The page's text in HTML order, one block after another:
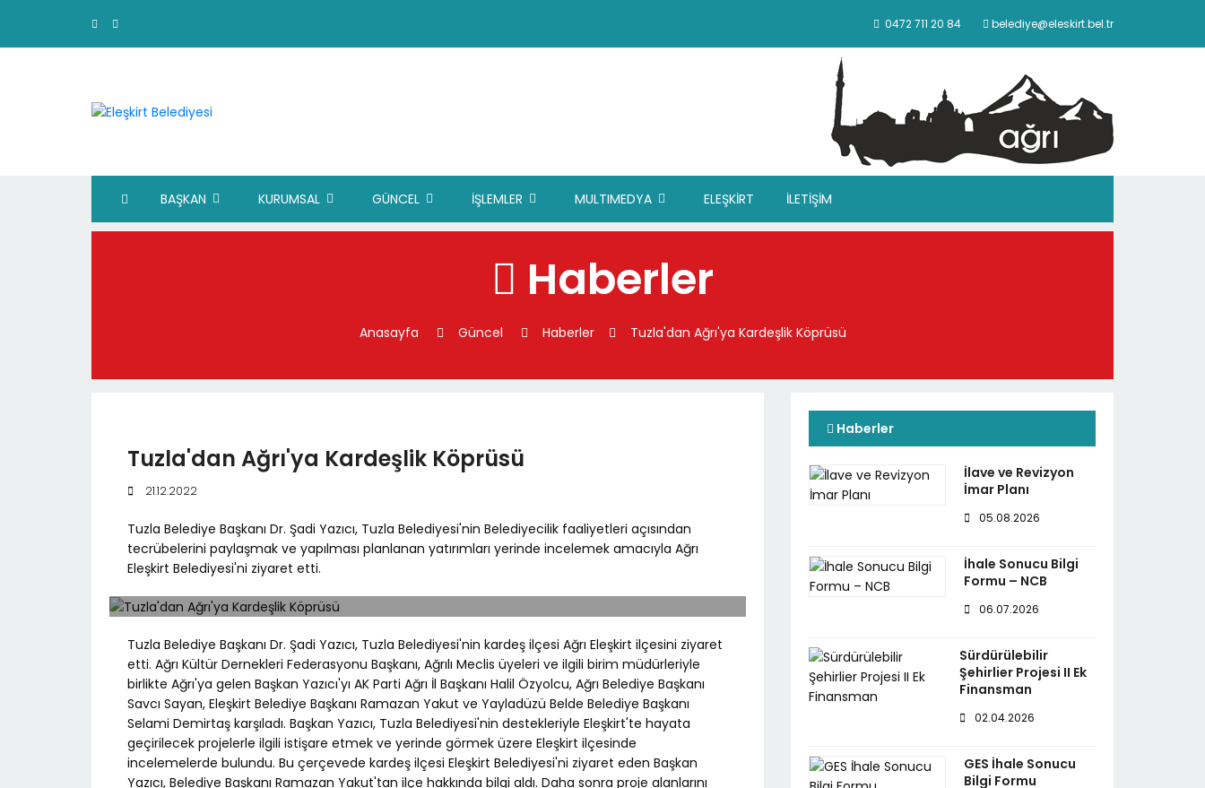
0472 711 20 84 belediye@eleskirt.bel.tr
BAŞKAN KURUMSAL GÜNCEL İŞLEMLER MULTIMEDYA ELEŞKİRT İLETİŞİM
Haberler
Anasayfa Güncel Haberler Tuzla'dan Ağrı'ya Kardeşlik Köprüsü
Tuzla'dan Ağrı'ya Kardeşlik Köprüsü
21.12.2022
Tuzla Belediye Başkanı Dr. Şadi Yazıcı, Tuzla Belediyesi'nin Belediyecilik faaliyetleri açısından
tecrübelerini paylaşmak ve yapılması planlanan yatırımları yerinde incelemek amacıyla Ağrı
Eleşkirt Belediyesi'ni ziyaret etti.
Tuzla Belediye Başkanı Dr. Şadi Yazıcı, Tuzla Belediyesi'nin kardeş ilçesi Ağrı Eleşkirt ilçesini ziyaret
etti. Ağrı Kültür Dernekleri Federasyonu Başkanı, Ağrılı Meclis üyeleri ve ilgili birim müdürleriyle
birlikte Ağrı'ya gelen Başkan Yazıcı'yı AK Parti Ağrı İl Başkanı Halil Özyolcu, Ağrı Belediye Başkanı
Savcı Sayan, Eleşkirt Belediye Başkanı Ramazan Yakut ve Yayladüzü Belde Belediye Başkanı
Selami Demirtaş karşıladı. Başkan Yazıcı, Tuzla Belediyesi'nin destekleriyle Eleşkirt'te hayata
geçirilecek projelerle ilgili istişare etmek ve yerinde görmek üzere Eleşkirt ilçesinde
incelemelerde bulundu. Bu çerçevede kardeş ilçesi Eleşkirt Belediyesi'ni ziyaret eden Başkan
Yazıcı, Belediye Başkanı Ramazan Yakut'tan ilçe hakkında bilgi aldı. Daha sonra proje alanlarını
Haberler
İlave ve Revizyon
İmar Planı
05.08.2026
İhale Sonucu Bilgi
Formu – NCB
06.07.2026
Sürdürülebilir
Şehirlier Projesi II Ek
Finansman
02.04.2026
GES İhale Sonucu
Bilgi Formu